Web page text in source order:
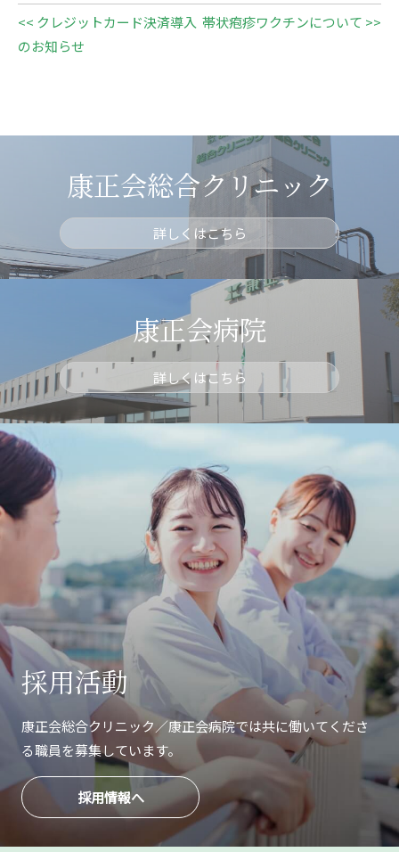
<< クレジットカード決済導入
のお知らせ
帯状疱疹ワクチンについて >>
康正会総合クリニック
詳しくはこちら
康正会病院
詳しくはこちら
採用活動
康正会総合クリニック／康正会病院では共に働いてくださ
る職員を募集しています。
採用情報へ